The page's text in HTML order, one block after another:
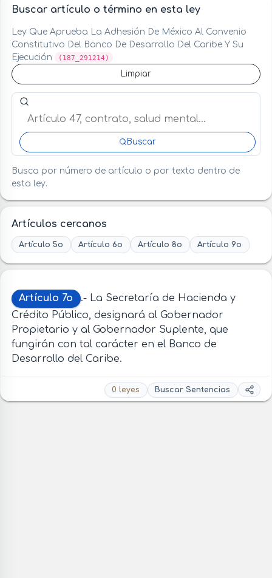
Buscar artículo o término en esta ley
Ley Que Aprueba La Adhesión De México Al Convenio
Constitutivo Del Banco De Desarrollo Del Caribe Y Su
Ejecución
(187_291214)
Limpiar
Buscar artículo o término en esta ley
Buscar
Busca por número de artículo o por texto dentro de
esta ley.
Artículos cercanos
Artículo 5o Artículo 6o Artículo 8o Artículo 9o
Artículo 7o
.- La Secretaría de Hacienda y
Crédito Público, designará al Gobernador
Propietario y al Gobernador Suplente, que
fungirán con tal carácter en el Banco de
Desarrollo del Caribe.
0 leyes Buscar Sentencias